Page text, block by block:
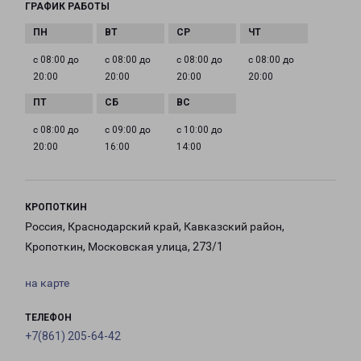
ГРАФИК РАБОТЫ
с 08:00 до
20:00
с 08:00 до
20:00
с 08:00 до
20:00
с 08:00 до
20:00
с 08:00 до
20:00
с 09:00 до
16:00
с 10:00 до
14:00
КРОПОТКИН
Россия, Краснодарский край, Кавказский район,
Кропоткин, Московская улица, 273/1
на карте
ТЕЛЕФОН
+7(861) 205-64-42